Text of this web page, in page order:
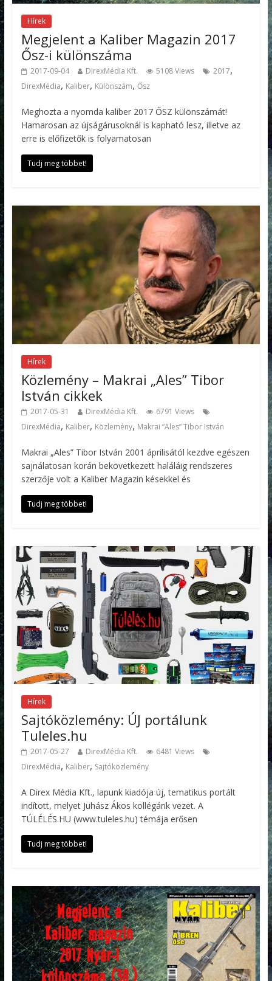
Hírek
Megjelent a Kaliber Magazin 2017
Ősz-i különszáma
2017-09-04 DirexMédia Kft. 5108 Views 2017,
DirexMédia, Kaliber, Különszám, Ősz
Meghozta a nyomda kaliber 2017 ŐSZ különszámát!
Hamarosan az újságárusoknál is kapható lesz, illetve az
erre is előfizetők is folyamatosan
Tudj meg többet!
Hírek
Közlemény – Makrai „Ales” Tibor
István cikkek
2017-05-31 DirexMédia Kft.
6791 Views
DirexMédia, Kaliber, Közlemény, Makrai “Ales” Tibor István
Makrai „Ales” Tibor István 2001 áprilisától kezdve egészen
sajnálatosan korán bekövetkezett haláláig rendszeres
szerzője volt a Kaliber Magazin késekkel és
Tudj meg többet!
Hírek
Sajtóközlemény: ÚJ portálunk
Tuleles.hu
2017-05-27 DirexMédia Kft.
6481 Views
DirexMédia, Kaliber, Sajtóközlemény
A Direx Média Kft., lapunk kiadója új, tematikus portált
indított, melyet Juhász Ákos kollégánk vezet. A
TÚLÉLÉS.HU (www.tuleles.hu) témája erősen
Tudj meg többet!